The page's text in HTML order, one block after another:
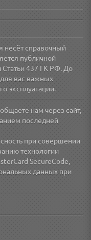
несёт справочный
публичной
437 ГК РФ. До
для вас важных
эксплуатации.
нам через сайт,
последней
при совершении
технологии
SecureCode,
данных при